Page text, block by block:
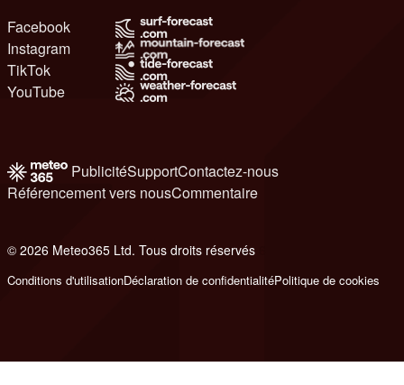
Facebook
Instagram
TikTok
YouTube
PublicitéSupportContactez-nous
Référencement vers nousCommentaire
© 2026 Meteo365 Ltd. Tous droits réservés
Conditions d'utilisationDéclaration de confidentialitéPolitique de cookies